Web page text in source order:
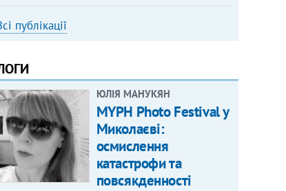
публікації
ЮЛІЯ МАНУКЯН
MYPH Photo Festival у
Миколаєві:
осмислення
катастрофи та
повсякденності